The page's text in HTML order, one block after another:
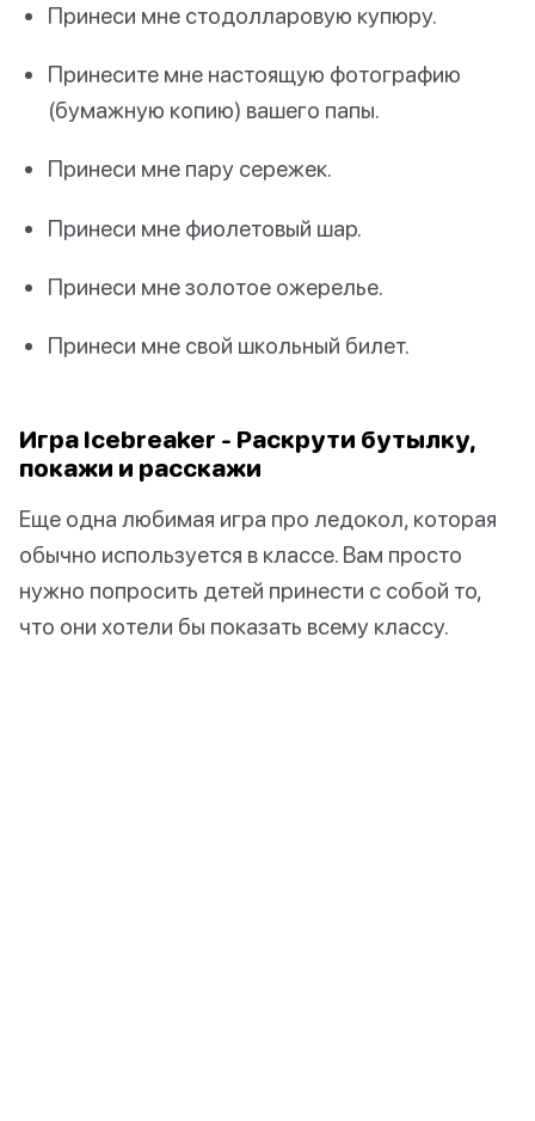
Принеси мне стодолларовую купюру.
Принесите мне настоящую фотографию
(бумажную копию) вашего папы.
Принеси мне пару сережек.
Принеси мне фиолетовый шар.
Принеси мне золотое ожерелье.
Принеси мне свой школьный билет.
Игра Icebreaker - Раскрути бутылку,
покажи и расскажи
Еще одна любимая игра про ледокол, которая
обычно используется в классе. Вам просто
нужно попросить детей принести с собой то,
что они хотели бы показать всему классу.